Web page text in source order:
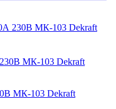
230В МК-103 Dekraft
МК-103 Dekraft